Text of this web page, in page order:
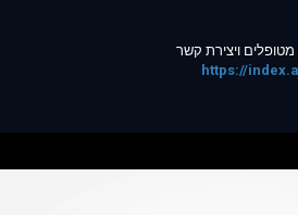
ויצירת קשר
https://